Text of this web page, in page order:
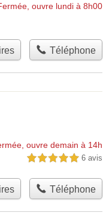
ouvre lundi à 8h00
Téléphone
ouvre demain à 14h
5,0 étoiles sur 5 6 avis
Téléphone